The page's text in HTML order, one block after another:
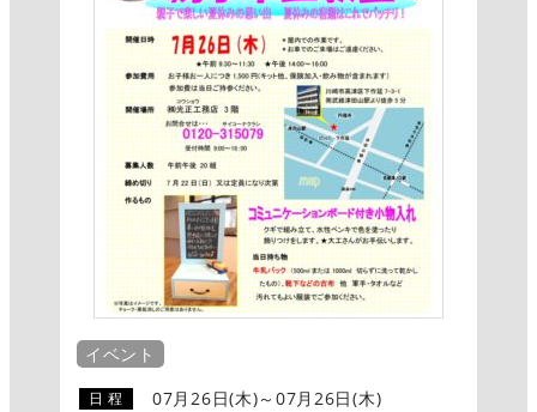
イベント
日 程 07月26日(木)～07月26日(木)